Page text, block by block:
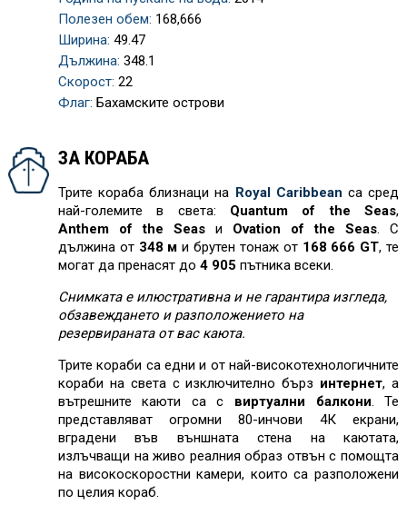
Полезен обем: 168,666
Ширина: 49.47
Дължина: 348.1
Скорост: 22
Флаг: Бахамските острови
ЗА КОРАБА
Трите кораба близнаци на Royal Caribbean са сред
най-големите в света: Quantum of the Seas,
Anthem of the Seasи Ovation of the Seas. С
дължина от 348 м и брутен тонаж от 168 666 GT, те
могат да пренасят до 4 905 пътника всеки.
Снимката е илюстративна и не гарантира изгледа,
обзавеждането и разположението на
резервираната от вас каюта.
Трите кораби са едни и от най-високотехнологичните
кораби на света с изключително бърз интернет, а
вътрешните каюти са с виртуални балкони. Те
представляват огромни 80-инчови 4К екрани,
вградени във външната стена на каютата,
излъчващи на живо реалния образ отвън с помощта
на високоскоростни камери, които са разположени
по целия кораб.